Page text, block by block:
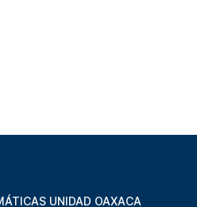
UNIDAD OAXACA